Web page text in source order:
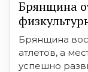
Брянщина
Брянщина
атлетов, а
успешно